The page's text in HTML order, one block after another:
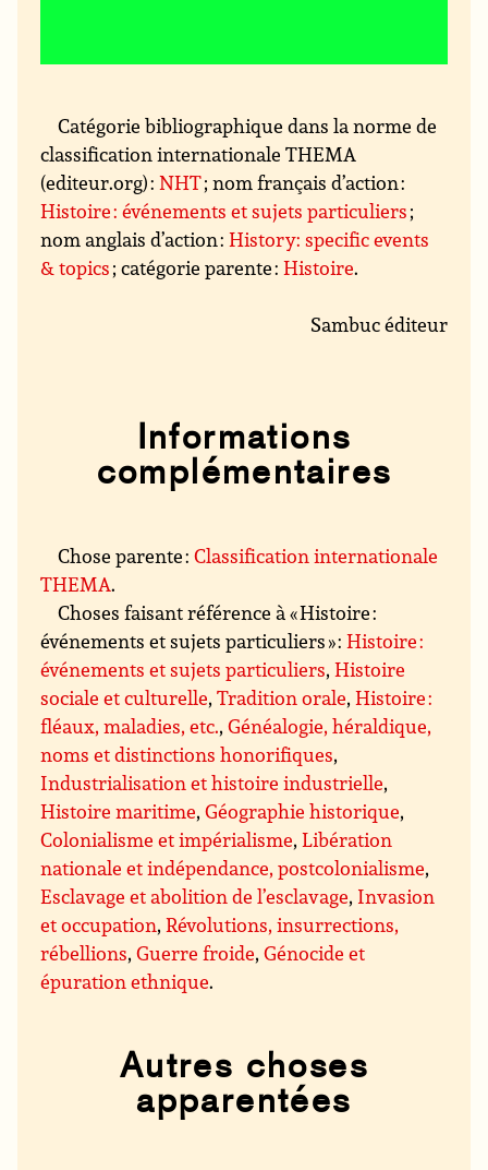
Catégorie bibliographique dans la norme de
classification internationale THEMA
(editeur.org) :NHT; nom français d’action :
Histoire : événements et sujets particuliers;
nom anglais d’action :History: specific events
& topics; catégorie parente :Histoire.
Sambuc éditeur
Informations
complémentaires
Chose parente :Classification internationale
THEMA.
Choses faisant référence à « Histoire :
événements et sujets particuliers » :Histoire :
événements et sujets particuliers,Histoire
sociale et culturelle,Tradition orale,Histoire :
fléaux, maladies, etc.,Généalogie, héraldique,
noms et distinctions honorifiques,
Industrialisation et histoire industrielle,
Histoire maritime,Géographie historique,
Colonialisme et impérialisme,Libération
nationale et indépendance, postcolonialisme,
Esclavage et abolition de l’esclavage, Invasion
et occupation,Révolutions, insurrections,
rébellions,Guerre froide,Génocide et
épuration ethnique.
Autres choses
apparentées